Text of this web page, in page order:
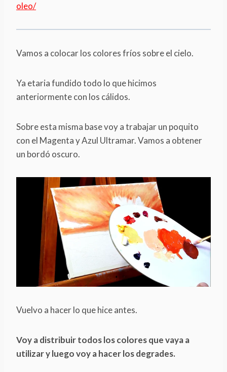
oleo/
Vamos a colocar los colores fríos sobre el cielo.
Ya etaria fundido todo lo que hicimos
anteriormente con los cálidos.
Sobre esta misma base voy a trabajar un poquito
con el Magenta y Azul Ultramar. Vamos a obtener
un bordó oscuro.
Vuelvo a hacer lo que hice antes.
Voy a distribuir todos los colores que vaya a
utilizar y luego voy a hacer los degrades.